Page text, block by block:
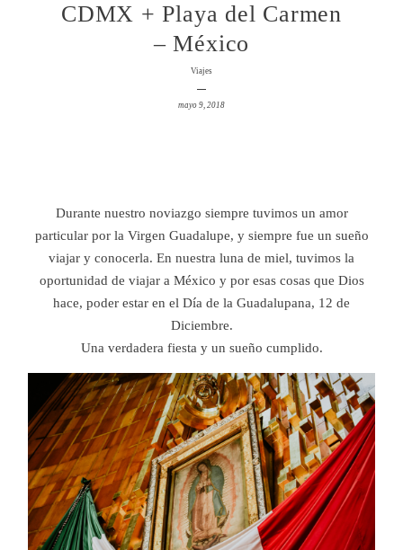
CDMX + Playa del Carmen
– México
Viajes
mayo 9, 2018
Durante nuestro noviazgo siempre tuvimos un amor
particular por la Virgen Guadalupe, y siempre fue un sueño
viajar y conocerla. En nuestra luna de miel, tuvimos la
oportunidad de viajar a México y por esas cosas que Dios
hace, poder estar en el Día de la Guadalupana, 12 de
Diciembre.
Una verdadera fiesta y un sueño cumplido.
©2026 COPYRIGHT Fernando
Meloschik - Fotógrafo Berazategui